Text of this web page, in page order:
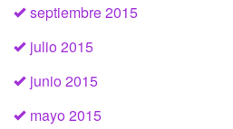
septiembre 2015
julio 2015
junio 2015
mayo 2015